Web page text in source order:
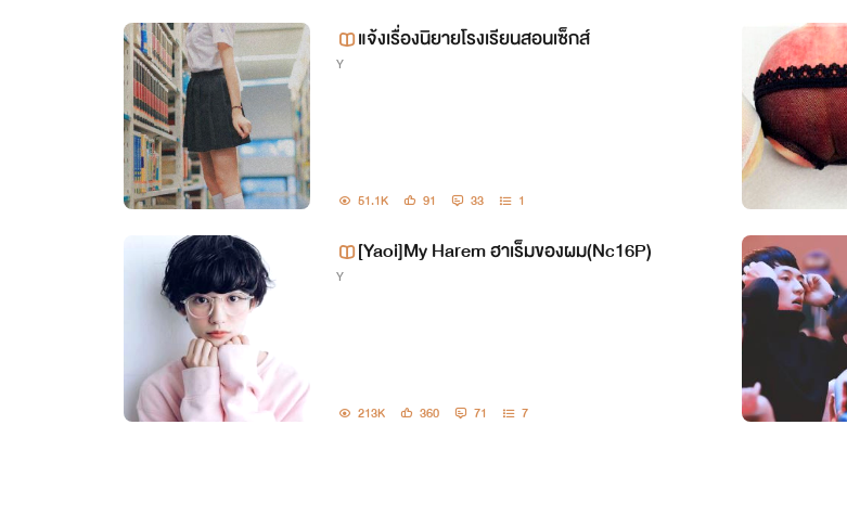
แจ้งเรื่องนิยายโรงเรียนสอนเซ็กส์
Y
51.1K 91 33 1
[Yaoi]My Harem ฮาเร็มของผม(Nc16P)
Y
213K 360 71 7